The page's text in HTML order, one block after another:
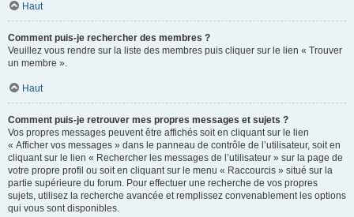
Haut
Comment puis-je rechercher des membres ?
Veuillez vous rendre sur la liste des membres puis cliquer sur le lien « Trouver
un membre ».
Haut
Comment puis-je retrouver mes propres messages et sujets ?
Vos propres messages peuvent être affichés soit en cliquant sur le lien
« Afficher vos messages » dans le panneau de contrôle de l’utilisateur, soit en
cliquant sur le lien « Rechercher les messages de l’utilisateur » sur la page de
votre propre profil ou soit en cliquant sur le menu « Raccourcis » situé sur la
partie supérieure du forum. Pour effectuer une recherche de vos propres
sujets, utilisez la recherche avancée et remplissez convenablement les options
qui vous sont disponibles.